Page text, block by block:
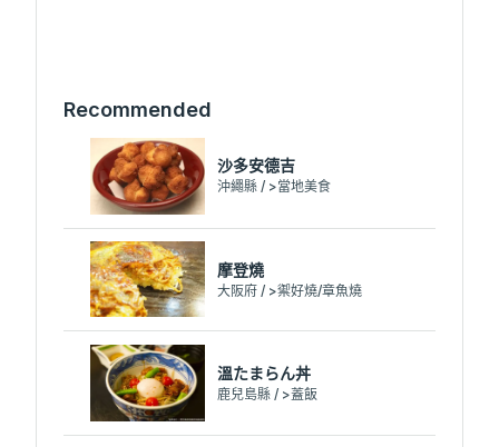
Recommended
沙多安德吉
沖繩縣 / >當地美食
摩登燒
大阪府 / >禦好燒/章魚燒
溫たまらん丼
鹿兒島縣 / >蓋飯